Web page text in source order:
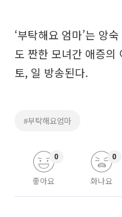
‘부탁해요 엄마’는 앙
도 짠한 모녀간 애증의
토, 일 방송된다.
#부탁해요엄마
좋아요
0
화나요
0